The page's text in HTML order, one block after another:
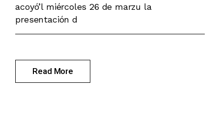
acoyó’l miércoles 26 de marzu la
presentación d
Read More